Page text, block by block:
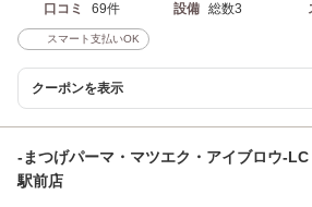
口コミ 69件 設備 総数3
スマート支払いOK
クーポンを表示
-まつげパーマ・マツエク・アイブロウ-
駅前店